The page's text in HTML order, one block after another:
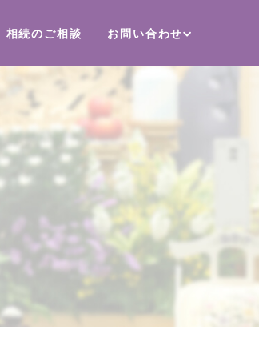
相続のご相談 お問い合わせ